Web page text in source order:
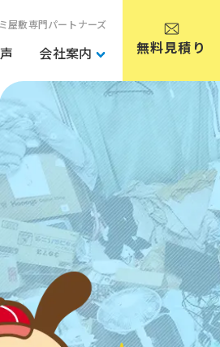
屋敷専門パートナーズ
会社案内 無料見積り